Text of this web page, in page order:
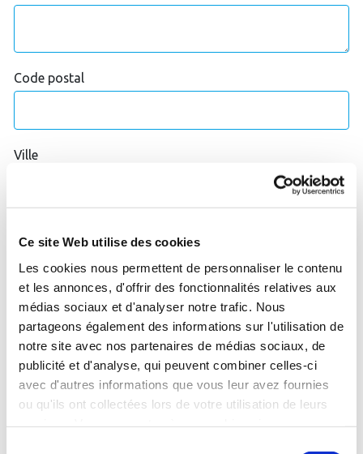
Ce site Web utilise des cookies
Les cookies nous permettent de personnaliser le contenu
et les annonces, d'offrir des fonctionnalités relatives aux
médias sociaux et d'analyser notre trafic. Nous
partageons également des informations sur l'utilisation de
notre site avec nos partenaires de médias sociaux, de
publicité et d'analyse, qui peuvent combiner celles-ci
avec d'autres informations que vous leur avez fournies
ou qu'ils ont collectées lors de votre utilisation de leurs
Code postal
Ville
Je souhaite être recontacté pour témoigner de mon
expérience en centre thermal.
J'accepte que les données saisies soient utilisées pour
me contacter dans le cadre de ma demande.
*